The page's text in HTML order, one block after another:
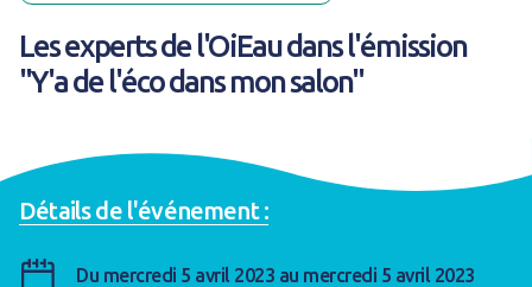
Histoire
Nous sommes à leurs côtés
Formation & Compétences
Animation de réseaux d'acteurs
Supports pédagogiques
Catalogue de formations
Des nouvelles de nos projets
Les experts de l'OiEau dans l'émission
"Y'a de l'éco dans mon salon"
Détails de l'événement :
Du mercredi 5 avril 2023 au mercredi 5 avril 2023